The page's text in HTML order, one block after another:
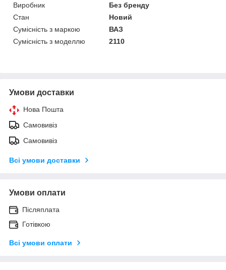
Виробник
Без бренду
Стан
Новий
Сумісність з маркою
ВАЗ
Сумісність з моделлю
2110
Умови доставки
Нова Пошта
Самовивіз
Самовивіз
Всі умови доставки
Умови оплати
Післяплата
Готівкою
Всі умови оплати